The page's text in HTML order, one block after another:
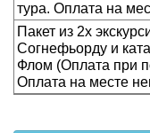
тура. Оплата на
Пакет из 2х
Согнефьорду и
Флом (Оплата при
Оплата на месте